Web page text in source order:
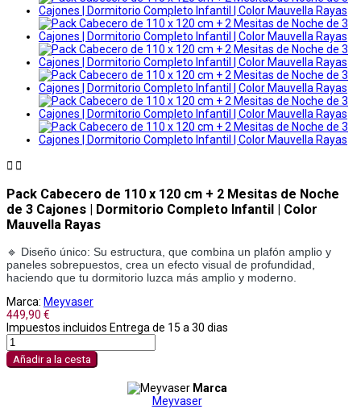
 
Pack Cabecero de 110 x 120 cm + 2 Mesitas de Noche
de 3 Cajones | Dormitorio Completo Infantil | Color
Mauvella Rayas
🔹 Diseño único: Su estructura, que combina un plafón amplio y
paneles sobrepuestos, crea un efecto visual de profundidad,
haciendo que tu dormitorio luzca más amplio y moderno.
Marca: Meyvaser
449,90 €
Impuestos incluidos Entrega de 15 a 30 dias
Añadir a la cesta
Marca
Meyvaser